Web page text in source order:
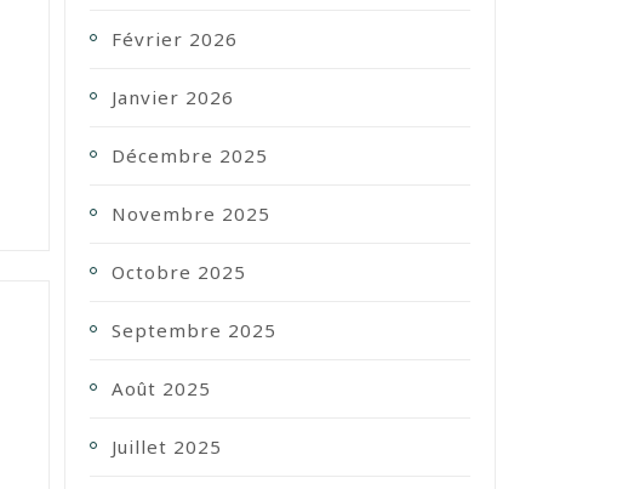
Février 2026
Janvier 2026
Décembre 2025
Novembre 2025
Octobre 2025
Septembre 2025
Août 2025
Juillet 2025